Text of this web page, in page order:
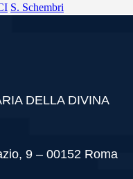
S. Schembri
DELLA DIVINA
9 – 00152 Roma